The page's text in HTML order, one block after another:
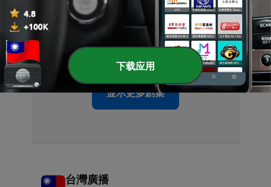
سورة النساء
显示更多剧集
台灣廣播
下载应用